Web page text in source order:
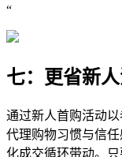
“
七：更省新
通过新人首购活动
代理购物习惯与信
化成交循环带动。